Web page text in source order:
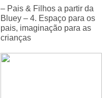
– Pais & Filhos a partir da
Bluey – 4. Espaço para os
pais, imaginação para as
crianças